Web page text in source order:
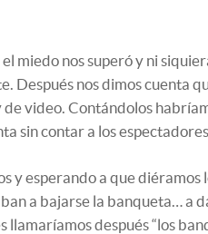
miedo nos superó y ni
Después nos dimos cuenta
video. Contándolos
sin contar a los
y esperando a que diéramos
a bajarse la banqueta… a
llamaríamos después “los